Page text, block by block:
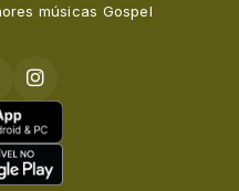
músicas Gospel